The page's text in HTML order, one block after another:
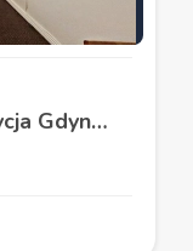
2 Pokoje Blisko SKM Inwestycja Gdynia Wzgórze